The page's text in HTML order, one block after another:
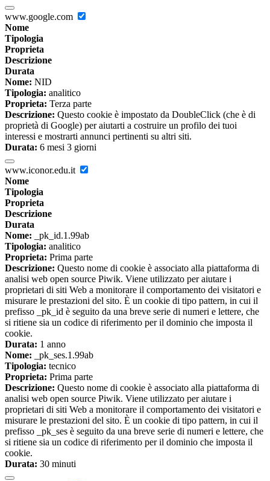
www.google.com
Nome
Tipologia
Proprieta
Descrizione
Durata
Nome: NID
Tipologia: analitico
Proprieta: Terza parte
Descrizione: Questo cookie è impostato da DoubleClick (che è di
proprietà di Google) per aiutarti a costruire un profilo dei tuoi
interessi e mostrarti annunci pertinenti su altri siti.
Durata: 6 mesi 3 giorni
www.iconor.edu.it
Nome
Tipologia
Proprieta
Descrizione
Durata
Nome: _pk_id.1.99ab
Tipologia: analitico
Proprieta: Prima parte
Descrizione: Questo nome di cookie è associato alla piattaforma di
analisi web open source Piwik. Viene utilizzato per aiutare i
proprietari di siti Web a monitorare il comportamento dei visitatori e
misurare le prestazioni del sito. È un cookie di tipo pattern, in cui il
prefisso _pk_id è seguito da una breve serie di numeri e lettere, che
si ritiene sia un codice di riferimento per il dominio che imposta il
cookie.
Durata: 1 anno
Nome: _pk_ses.1.99ab
Tipologia: tecnico
Proprieta: Prima parte
Descrizione: Questo nome di cookie è associato alla piattaforma di
analisi web open source Piwik. Viene utilizzato per aiutare i
proprietari di siti Web a monitorare il comportamento dei visitatori e
misurare le prestazioni del sito. È un cookie di tipo pattern, in cui il
prefisso _pk_ses è seguito da una breve serie di numeri e lettere, che
si ritiene sia un codice di riferimento per il dominio che imposta il
cookie.
Durata: 30 minuti